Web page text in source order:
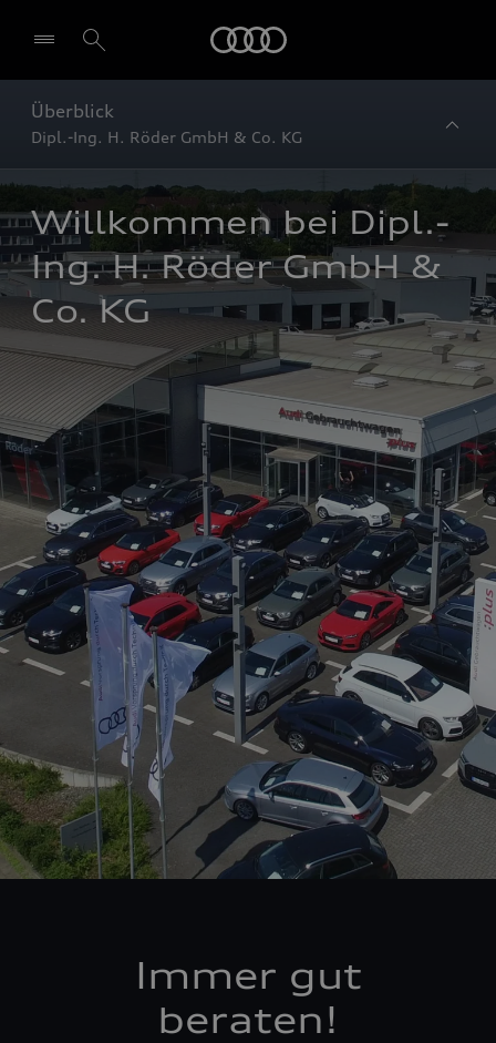
Überblick
Dipl.-Ing. H. Röder GmbH & Co. KG
Willkommen bei Dipl.-
Ing. H. Röder GmbH &
Co. KG
Immer gut
beraten!